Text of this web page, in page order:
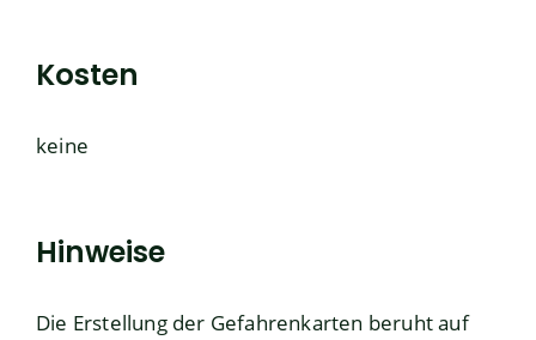
Kosten
keine
Hinweise
Die Erstellung der Gefahrenkarten beruht auf